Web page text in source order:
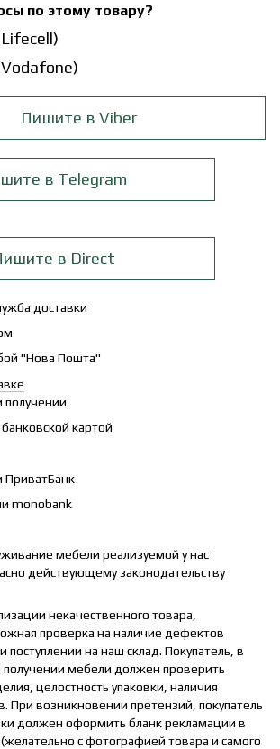
по этому товару?
Пишите в Viber
в Telegram
в Direct
доставки
"Нова Пошта"
картой
ПриватБанк
monobank
мебели реализуемой у нас
действующему законодательству
некачественного товара,
проверка на наличие дефектов
поступлении на наш склад. Покупатель, в
мебели должен проверить
целостность упаковки, наличия
При возникновении претензий, покупатель
должен оформить бланк рекламации в
с фотографией товара и самого